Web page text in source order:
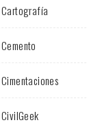
Cartografía
Cemento
Cimentaciones
CivilGeek